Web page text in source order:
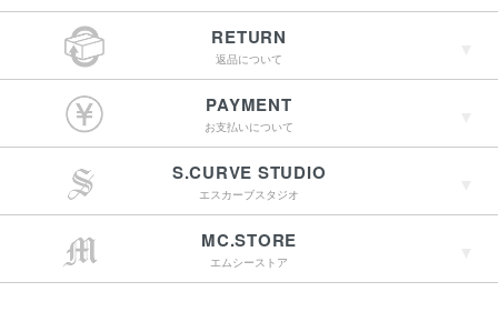
￥4,400（税込）以上
のご購入で送料無料
15:00までのご注文で
最短翌営業日配送
RETURN
返品について
→詳しくはこちらへ
PAYMENT
お支払いについて
S.CURVE STUDIO
エスカーブスタジオ
MC.STORE
エムシーストア